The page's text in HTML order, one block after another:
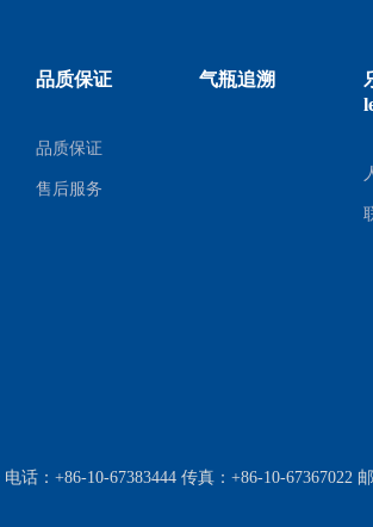
品质保证
品质保证
售后服务
气瓶追溯
：+86-10-67383444 传真：+86-10-67367022 邮